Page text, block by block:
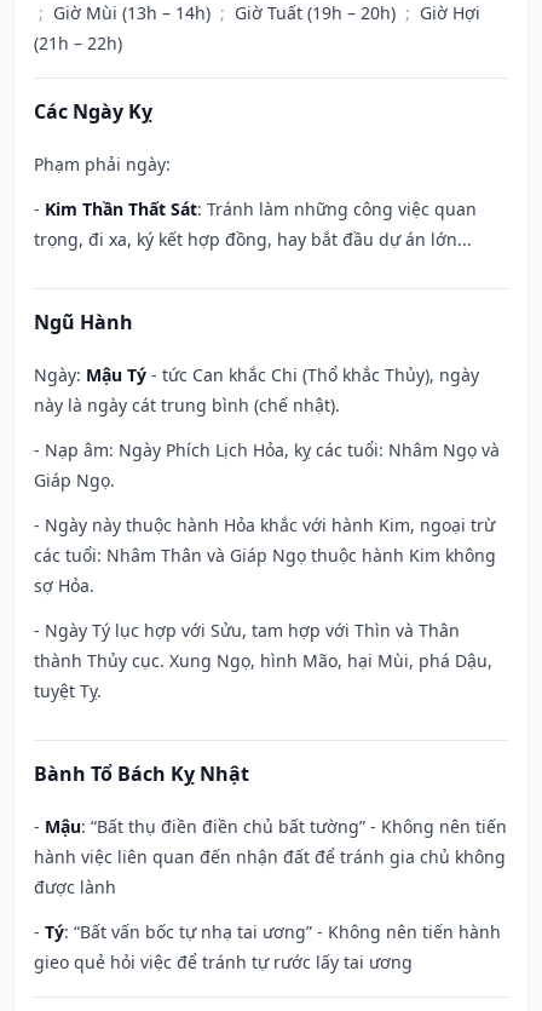
; Giờ Mùi (13h – 14h) ; Giờ Tuất (19h – 20h) ; Giờ Hợi
(21h – 22h)
Các Ngày Kỵ
Phạm phải ngày:
- Kim Thần Thất Sát: Tránh làm những công việc quan
trọng, đi xa, ký kết hợp đồng, hay bắt đầu dự án lớn...
Ngũ Hành
Ngày: Mậu Tý - tức Can khắc Chi (Thổ khắc Thủy), ngày
này là ngày cát trung bình (chế nhật).
- Nạp âm: Ngày Phích Lịch Hỏa, kỵ các tuổi: Nhâm Ngọ và
Giáp Ngọ.
- Ngày này thuộc hành Hỏa khắc với hành Kim, ngoại trừ
các tuổi: Nhâm Thân và Giáp Ngọ thuộc hành Kim không
sợ Hỏa.
- Ngày Tý lục hợp với Sửu, tam hợp với Thìn và Thân
thành Thủy cục. Xung Ngọ, hình Mão, hại Mùi, phá Dậu,
tuyệt Tỵ.
Bành Tổ Bách Kỵ Nhật
- Mậu: “Bất thụ điền điền chủ bất tường” - Không nên tiến
hành việc liên quan đến nhận đất để tránh gia chủ không
được lành
- Tý: “Bất vấn bốc tự nhạ tai ương” - Không nên tiến hành
gieo quẻ hỏi việc để tránh tự rước lấy tai ương